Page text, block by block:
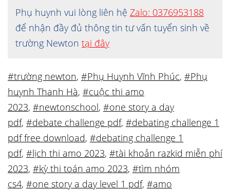
Phụ huynh vui lòng liên hệ Zalo: 0376953188
để nhận đầy đủ thông tin tư vấn tuyển sinh về
trường Newton tại đây
#trường newton, #Phụ Huynh Vĩnh Phúc, #Phụ
huynh Thanh Hà, #cuộc thi amo
2023, #newtonschool, #one story a day
pdf, #debate challenge pdf, #debating challenge 1
pdf free download, #debating challenge 1
pdf, #lịch thi amo 2023, #tài khoản razkid miễn phí
2023, #kỳ thi toán amo 2023, #tìm nhóm
cs4, #one story a day level 1 pdf, #amo